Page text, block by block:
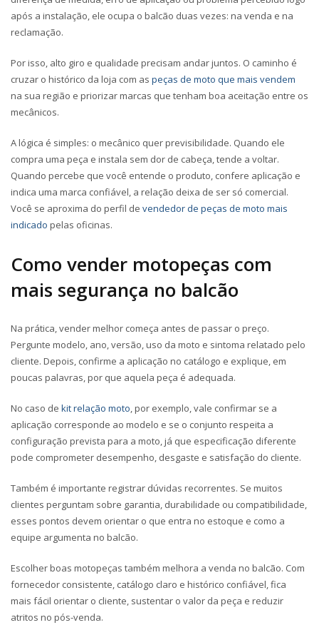
após a instalação, ele ocupa o balcão duas vezes: na venda e na
reclamação.
Por isso, alto giro e qualidade precisam andar juntos. O caminho é
cruzar o histórico da loja com as peças de moto que mais vendem
na sua região e priorizar marcas que tenham boa aceitação entre os
mecânicos.
A lógica é simples: o mecânico quer previsibilidade. Quando ele
compra uma peça e instala sem dor de cabeça, tende a voltar.
Quando percebe que você entende o produto, confere aplicação e
indica uma marca confiável, a relação deixa de ser só comercial.
Você se aproxima do perfil de vendedor de peças de moto mais
indicado pelas oficinas.
Como vender motopeças com
mais segurança no balcão
Na prática, vender melhor começa antes de passar o preço.
Pergunte modelo, ano, versão, uso da moto e sintoma relatado pelo
cliente. Depois, confirme a aplicação no catálogo e explique, em
poucas palavras, por que aquela peça é adequada.
No caso de kit relação moto, por exemplo, vale confirmar se a
aplicação corresponde ao modelo e se o conjunto respeita a
configuração prevista para a moto, já que especificação diferente
pode comprometer desempenho, desgaste e satisfação do cliente.
Também é importante registrar dúvidas recorrentes. Se muitos
clientes perguntam sobre garantia, durabilidade ou compatibilidade,
esses pontos devem orientar o que entra no estoque e como a
equipe argumenta no balcão.
Escolher boas motopeças também melhora a venda no balcão. Com
fornecedor consistente, catálogo claro e histórico confiável, fica
mais fácil orientar o cliente, sustentar o valor da peça e reduzir
atritos no pós-venda.